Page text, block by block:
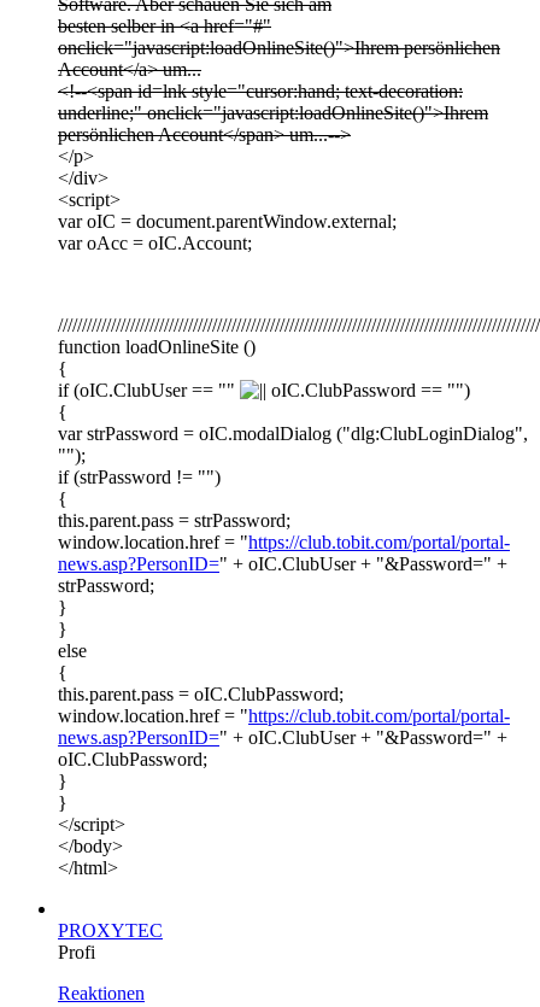
besten selber in <a href="#"
onclick="javascript:loadOnlineSite()">Ihrem persönlichen
Account</a> um...
<!--<span id=lnk style="cursor:hand; text-decoration:
underline;" onclick="javascript:loadOnlineSite()">Ihrem
persönlichen Account</span> um...-->
</p>
</div>
<script>
var oIC = document.parentWindow.external;
var oAcc = oIC.Account;
function loadOnlineSite ()
{
if (oIC.ClubUser == ""
oIC.ClubPassword == "")
{
var strPassword = oIC.modalDialog ("dlg:ClubLoginDialog",
"");
if (strPassword != "")
{
this.parent.pass = strPassword;
window.location.href = "https://club.tobit.com/portal/portal-
news.asp?PersonID=" + oIC.ClubUser + "&Password=" +
strPassword;
}
}
else
{
this.parent.pass = oIC.ClubPassword;
window.location.href = "https://club.tobit.com/portal/portal-
news.asp?PersonID=" + oIC.ClubUser + "&Password=" +
oIC.ClubPassword;
}
}
</script>
</body>
</html>
PROXYTEC
Profi
Reaktionen